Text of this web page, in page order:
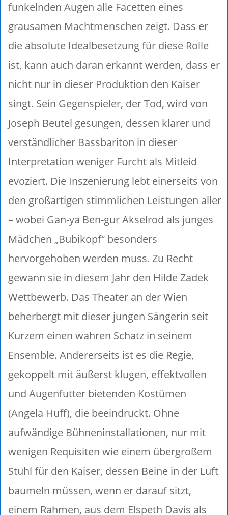
funkelnden Augen alle Facetten eines
grausamen Machtmenschen zeigt. Dass er
die absolute Idealbesetzung für diese Rolle
ist, kann auch daran erkannt werden, dass er
nicht nur in dieser Produktion den Kaiser
singt. Sein Gegenspieler, der Tod, wird von
Joseph Beutel gesungen, dessen klarer und
verständlicher Bassbariton in dieser
Interpretation weniger Furcht als Mitleid
evoziert. Die Inszenierung lebt einerseits von
den großartigen stimmlichen Leistungen aller
– wobei Gan-ya Ben-gur Akselrod als junges
Mädchen „Bubikopf“ besonders
hervorgehoben werden muss. Zu Recht
gewann sie in diesem Jahr den Hilde Zadek
Wettbewerb. Das Theater an der Wien
beherbergt mit dieser jungen Sängerin seit
Kurzem einen wahren Schatz in seinem
Ensemble. Andererseits ist es die Regie,
gekoppelt mit äußerst klugen, effektvollen
und Augenfutter bietenden Kostümen
(Angela Huff), die beeindruckt. Ohne
aufwändige Bühneninstallationen, nur mit
wenigen Requisiten wie einem übergroßem
Stuhl für den Kaiser, dessen Beine in der Luft
baumeln müssen, wenn er darauf sitzt,
einem Rahmen, aus dem Elspeth Davis als